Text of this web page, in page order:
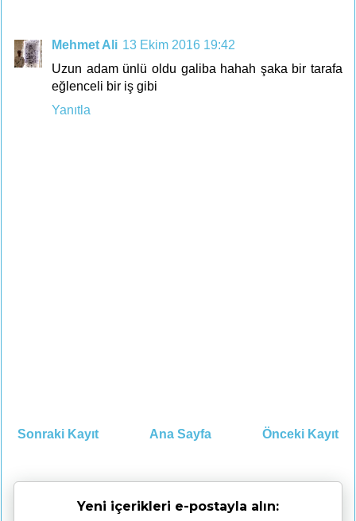
Mehmet Ali 13 Ekim 2016 19:42
Uzun adam ünlü oldu galiba hahah şaka bir tarafa
eğlenceli bir iş gibi
Yanıtla
Sonraki Kayıt Önceki Kayıt
Ana Sayfa
Yeni içerikleri e-postayla alın: